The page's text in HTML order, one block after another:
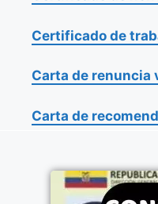
Certificado de
Carta de renuncia
Carta de